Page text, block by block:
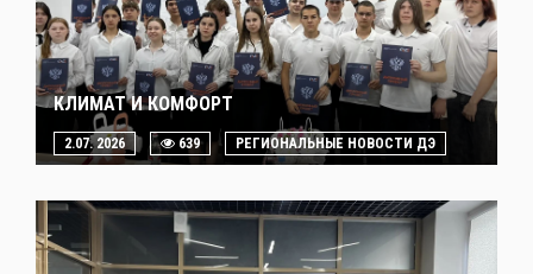
КЛИМАТ И КОМФОРТ
2.07. 2026 639 РЕГИОНАЛЬНЫЕ НОВОСТИ ДЭ